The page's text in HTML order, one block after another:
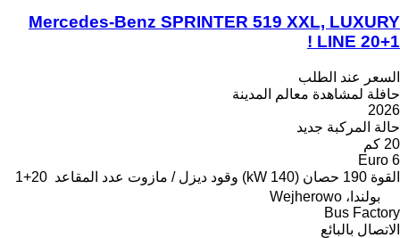
Mercedes-Benz SPRINTER 519 XXL, LUXURY
LINE 20+1 !
السعر عند الطلب
حافلة لمشاهدة معالم المدينة
2026
حالة المركبة جديد
20 كم
Euro 6
القوة 190 حصان (140 kW) وقود ديزل / مازوت عدد المقاعد 20+1
بولندا، Wejherowo
Bus Factory
الاتصال بالبائع